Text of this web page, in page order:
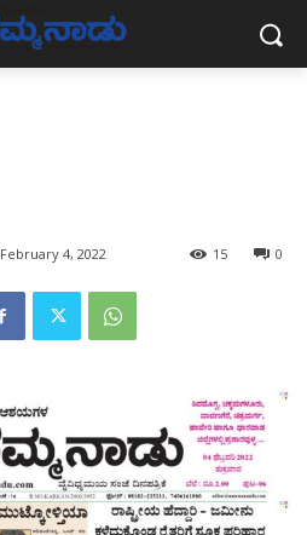
February 4, 2022 0
15